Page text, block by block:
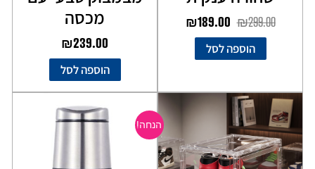
₪299.00
₪189.00
הוספה לסל
מכסה
₪239.00
הוספה לסל
הנחה!
המקורי
₪149.00.